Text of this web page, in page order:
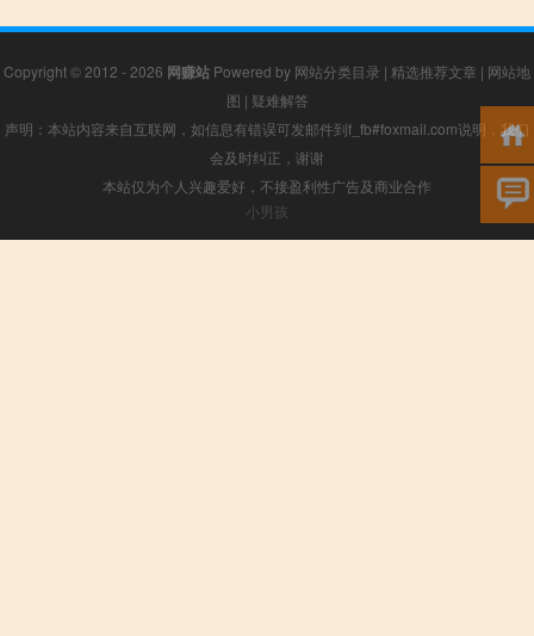
Copyright © 2012 - 2026 网赚站 Powered by 网站分类目录 | 精选推荐文章 | 网站地
图 | 疑难解答
声明：本站内容来自互联网，如信息有错误可发邮件到f_fb#foxmail.com说明，我们
会及时纠正，谢谢
本站仅为个人兴趣爱好，不接盈利性广告及商业合作
小男孩